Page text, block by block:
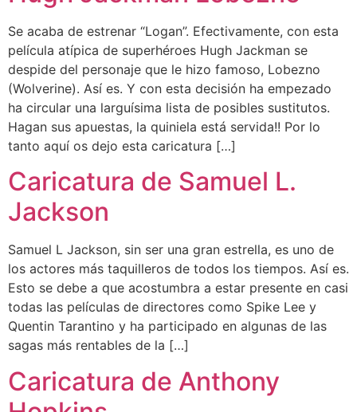
Se acaba de estrenar “Logan”. Efectivamente, con esta
película atípica de superhéroes Hugh Jackman se
despide del personaje que le hizo famoso, Lobezno
(Wolverine). Así es. Y con esta decisión ha empezado
ha circular una larguísima lista de posibles sustitutos.
Hagan sus apuestas, la quiniela está servida!! Por lo
tanto aquí os dejo esta caricatura […]
Caricatura de Samuel L.
Jackson
Samuel L Jackson, sin ser una gran estrella, es uno de
los actores más taquilleros de todos los tiempos. Así es.
Esto se debe a que acostumbra a estar presente en casi
todas las películas de directores como Spike Lee y
Quentin Tarantino y ha participado en algunas de las
sagas más rentables de la […]
Caricatura de Anthony